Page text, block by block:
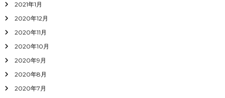
2021年1月
2020年12月
2020年11月
2020年10月
2020年9月
2020年8月
2020年7月